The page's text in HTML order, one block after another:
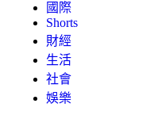
國際
Shorts
財經
生活
社會
娛樂